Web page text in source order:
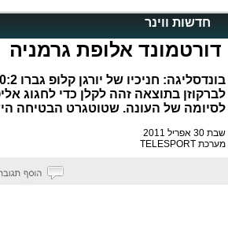
חדשות ווינר
דורטמונד אלופת גרמניה
לסיומה של העונה. שטוטגרט הבטיחה
שבת 30 אפריל 2011
מערכת TELESPORT